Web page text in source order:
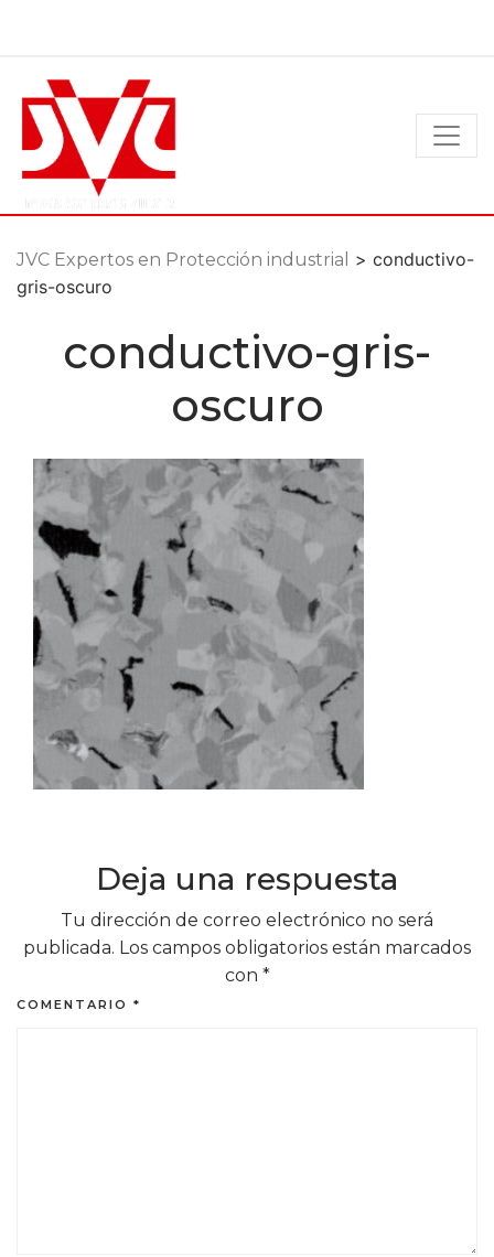
JVC Expertos en Protección industrial
> conductivo-
gris-oscuro
conductivo-gris-
oscuro
Deja una respuesta
Tu dirección de correo electrónico no será
publicada. Los campos obligatorios están marcados
con *
COMENTARIO *